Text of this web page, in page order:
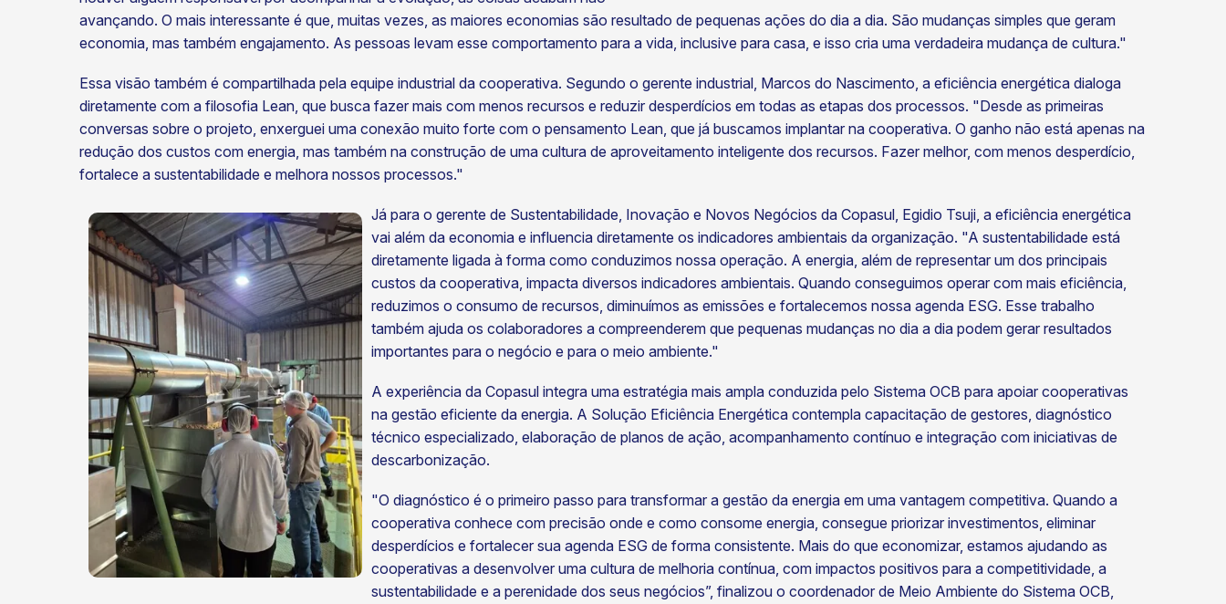
avançando. O mais interessante é que, muitas vezes, as maiores economias são resultado de pequenas ações do dia a dia. São mudanças simples que geram
economia, mas também engajamento. As pessoas levam esse comportamento para a vida, inclusive para casa, e isso cria uma verdadeira mudança de cultura."
Essa visão também é compartilhada pela equipe industrial da cooperativa. Segundo o gerente industrial, Marcos do Nascimento, a eficiência energética dialoga
diretamente com a filosofia Lean, que busca fazer mais com menos recursos e reduzir desperdícios em todas as etapas dos processos. "Desde as primeiras
conversas sobre o projeto, enxerguei uma conexão muito forte com o pensamento Lean, que já buscamos implantar na cooperativa. O ganho não está apenas na
redução dos custos com energia, mas também na construção de uma cultura de aproveitamento inteligente dos recursos. Fazer melhor, com menos desperdício,
fortalece a sustentabilidade e melhora nossos processos."
Já para o gerente de Sustentabilidade, Inovação e Novos Negócios da Copasul, Egidio Tsuji, a eficiência energética
vai além da economia e influencia diretamente os indicadores ambientais da organização. "A sustentabilidade está
diretamente ligada à forma como conduzimos nossa operação. A energia, além de representar um dos principais
custos da cooperativa, impacta diversos indicadores ambientais. Quando conseguimos operar com mais eficiência,
reduzimos o consumo de recursos, diminuímos as emissões e fortalecemos nossa agenda ESG. Esse trabalho
também ajuda os colaboradores a compreenderem que pequenas mudanças no dia a dia podem gerar resultados
importantes para o negócio e para o meio ambiente."
A experiência da Copasul integra uma estratégia mais ampla conduzida pelo Sistema OCB para apoiar cooperativas
na gestão eficiente da energia. A Solução Eficiência Energética contempla capacitação de gestores, diagnóstico
técnico especializado, elaboração de planos de ação, acompanhamento contínuo e integração com iniciativas de
descarbonização.
"O diagnóstico é o primeiro passo para transformar a gestão da energia em uma vantagem competitiva. Quando a
cooperativa conhece com precisão onde e como consome energia, consegue priorizar investimentos, eliminar
desperdícios e fortalecer sua agenda ESG de forma consistente. Mais do que economizar, estamos ajudando as
cooperativas a desenvolver uma cultura de melhoria contínua, com impactos positivos para a competitividade, a
sustentabilidade e a perenidade dos seus negócios”, finalizou o coordenador de Meio Ambiente do Sistema OCB,